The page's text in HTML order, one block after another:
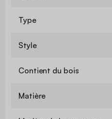
Type
Style
Contient du bois
Matière